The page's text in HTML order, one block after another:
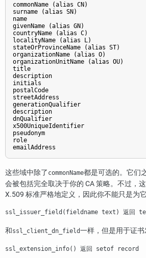
commonName (alias CN)
surname (alias SN)
name
givenName (alias GN)
countryName (alias C)
localityName (alias L)
stateOrProvinceName (alias ST)
organizationName (alias O)
organizationUnitName (alias OU)
title
description
initials
postalCode
streetAddress
generationQualifier
description
dnQualifier
x500UniqueIdentifier
pseudonym
role
emailAddress
这些域中除了 commonName都是可选的。它们
会被包括完全取决于你的 CA 策略。不过，
X.509 标准严格地定义，因此你不能只是为
ssl_issuer_field(fieldname text) 返回
和ssl_client_dn_field一样，但是用于证书
ssl_extension_info() 返回 setof record